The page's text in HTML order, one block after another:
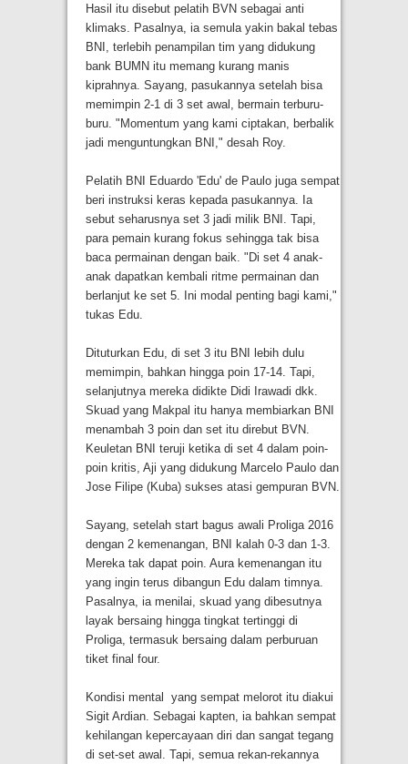
Hasil itu disebut pelatih BVN sebagai anti
klimaks. Pasalnya, ia semula yakin bakal tebas
BNI, terlebih penampilan tim yang didukung
bank BUMN itu memang kurang manis
kiprahnya. Sayang, pasukannya setelah bisa
memimpin 2-1 di 3 set awal, bermain terburu-
buru. "Momentum yang kami ciptakan, berbalik
jadi menguntungkan BNI," desah Roy.
Pelatih BNI Eduardo 'Edu' de Paulo juga sempat
beri instruksi keras kepada pasukannya. Ia
sebut seharusnya set 3 jadi milik BNI. Tapi,
para pemain kurang fokus sehingga tak bisa
baca permainan dengan baik. "Di set 4 anak-
anak dapatkan kembali ritme permainan dan
berlanjut ke set 5. Ini modal penting bagi kami,"
tukas Edu.
Dituturkan Edu, di set 3 itu BNI lebih dulu
memimpin, bahkan hingga poin 17-14. Tapi,
selanjutnya mereka didikte Didi Irawadi dkk.
Skuad yang Makpal itu hanya membiarkan BNI
menambah 3 poin dan set itu direbut BVN.
Keuletan BNI teruji ketika di set 4 dalam poin-
poin kritis, Aji yang didukung Marcelo Paulo dan
Jose Filipe (Kuba) sukses atasi gempuran BVN.
Sayang, setelah start bagus awali Proliga 2016
dengan 2 kemenangan, BNI kalah 0-3 dan 1-3.
Mereka tak dapat poin. Aura kemenangan itu
yang ingin terus dibangun Edu dalam timnya.
Pasalnya, ia menilai, skuad yang dibesutnya
layak bersaing hingga tingkat tertinggi di
Proliga, termasuk bersaing dalam perburuan
tiket final four.
Kondisi mental yang sempat melorot itu diakui
Sigit Ardian. Sebagai kapten, ia bahkan sempat
kehilangan kepercayaan diri dan sangat tegang
di set-set awal. Tapi, semua rekan-rekannya